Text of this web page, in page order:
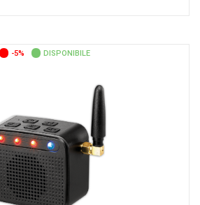
-5% DISPONIBILE